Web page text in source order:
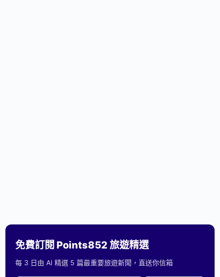
免費訂閱 Points852 旅遊精選
每 3 日由 AI 精選 5 篇最重要旅遊新聞，直送你信箱